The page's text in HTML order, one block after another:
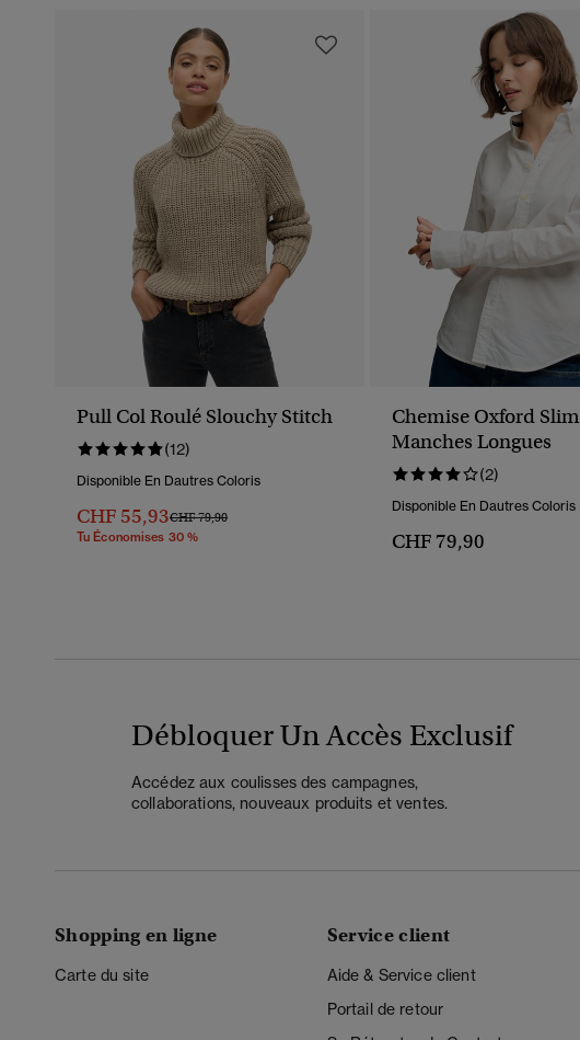
Pull Col Roulé Slouchy Stitch
(12)
Disponible En Dautres Coloris
CHF 55,93Prix Réduit De
CHF 79,90À
Tu Économises 30 %
Chemise Oxford Slim
Manches Longues
(2)
Disponible En Dautres Coloris
CHF 79,90
Débloquer Un Accès Exclusif
Accédez aux coulisses des campagnes,
collaborations, nouveaux produits et ventes.
Shopping en ligne
Carte du site
Service client
Aide & Service client
Portail de retour